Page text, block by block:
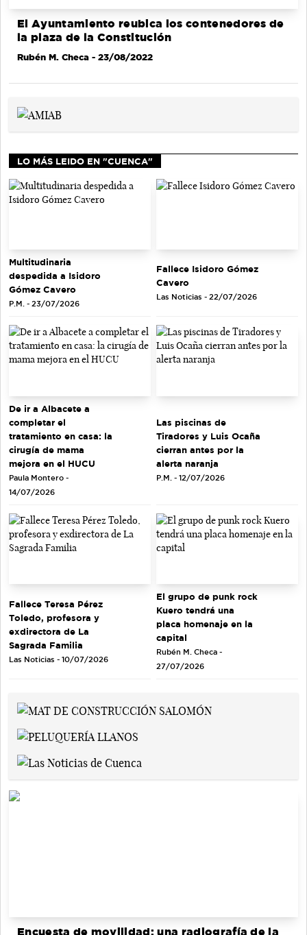
El Ayuntamiento reubica los contenedores de
la plaza de la Constitución
Rubén M. Checa - 23/08/2022
LO MÁS LEIDO EN "CUENCA"
Multitudinaria
despedida a Isidoro
Gómez Cavero
P.M. - 23/07/2026
Fallece Isidoro Gómez
Cavero
Las Noticias - 22/07/2026
De ir a Albacete a
completar el
tratamiento en casa: la
cirugía de mama
mejora en el HUCU
Paula Montero -
14/07/2026
Las piscinas de
Tiradores y Luis Ocaña
cierran antes por la
alerta naranja
P.M. - 12/07/2026
Fallece Teresa Pérez
Toledo, profesora y
exdirectora de La
Sagrada Familia
Las Noticias - 10/07/2026
El grupo de punk rock
Kuero tendrá una
placa homenaje en la
capital
Rubén M. Checa -
27/07/2026
Encuesta de movilidad: una radiografía de la